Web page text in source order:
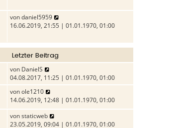
t
r
a
e
r
B
i
t
r
g
e
s
t
r
e
t
r
g
vondaniel5959
e
e
B
t
16.06.2019, 21:55 | 01.01.1970, 01:00
Letzter Beitrag
von DanielS
e
u
e
s
t
e
04.08.2017, 11:25 | 01.01.1970, 01:00
vonole1210
e
u
e
s
14.06.2019, 12:48 | 01.01.1970, 01:00
vonstaticweb
e
23.05.2019, 09:04 | 01.01.1970, 01:00